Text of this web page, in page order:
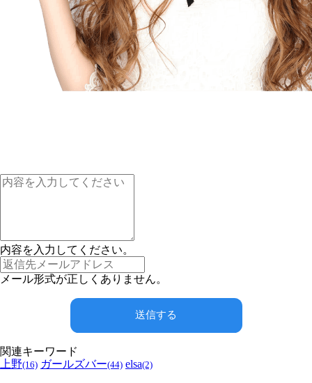
内容を入力してください。
メール形式が正しくありません。
送信する
関連キーワード
上野(16) ガールズバー(44) elsa(2)